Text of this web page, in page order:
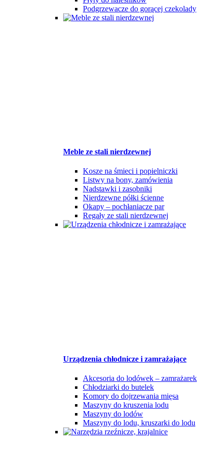
Podgrzewacze do gorącej czekolady
Meble ze stali nierdzewnej
Kosze na śmieci i popielniczki
Listwy na bony, zamówienia
Nadstawki i zasobniki
Nierdzewne półki ścienne
Okapy – pochłaniacze par
Regały ze stali nierdzewnej
Urządzenia chłodnicze i zamrażające
Akcesoria do lodówek – zamrażarek
Chłodziarki do butelek
Komory do dojrzewania mięsa
Maszyny do kruszenia lodu
Maszyny do lodów
Maszyny do lodu, kruszarki do lodu